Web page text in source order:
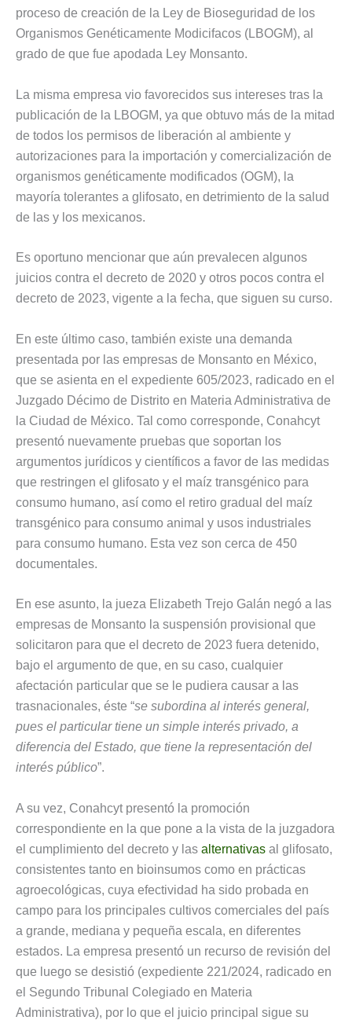
proceso de creación de la Ley de Bioseguridad de los
Organismos Genéticamente Modicifacos (LBOGM), al
grado de que fue apodada Ley Monsanto.
La misma empresa vio favorecidos sus intereses tras la
publicación de la LBOGM, ya que obtuvo más de la mitad
de todos los permisos de liberación al ambiente y
autorizaciones para la importación y comercialización de
organismos genéticamente modificados (OGM), la
mayoría tolerantes a glifosato, en detrimiento de la salud
de las y los mexicanos.
Es oportuno mencionar que aún prevalecen algunos
juicios contra el decreto de 2020 y otros pocos contra el
decreto de 2023, vigente a la fecha, que siguen su curso.
En este último caso, también existe una demanda
presentada por las empresas de Monsanto en México,
que se asienta en el expediente 605/2023, radicado en el
Juzgado Décimo de Distrito en Materia Administrativa de
la Ciudad de México. Tal como corresponde, Conahcyt
presentó nuevamente pruebas que soportan los
argumentos jurídicos y científicos a favor de las medidas
que restringen el glifosato y el maíz transgénico para
consumo humano, así como el retiro gradual del maíz
transgénico para consumo animal y usos industriales
para consumo humano. Esta vez son cerca de 450
documentales.
En ese asunto, la jueza Elizabeth Trejo Galán negó a las
empresas de Monsanto la suspensión provisional que
solicitaron para que el decreto de 2023 fuera detenido,
bajo el argumento de que, en su caso, cualquier
afectación particular que se le pudiera causar a las
trasnacionales, éste “se subordina al interés general,
pues el particular tiene un simple interés privado, a
diferencia del Estado, que tiene la representación del
interés público”.
A su vez, Conahcyt presentó la promoción
correspondiente en la que pone a la vista de la juzgadora
el cumplimiento del decreto y las alternativas al glifosato,
consistentes tanto en bioinsumos como en prácticas
agroecológicas, cuya efectividad ha sido probada en
campo para los principales cultivos comerciales del país
a grande, mediana y pequeña escala, en diferentes
estados. La empresa presentó un recurso de revisión del
que luego se desistió (expediente 221/2024, radicado en
el Segundo Tribunal Colegiado en Materia
Administrativa), por lo que el juicio principal sigue su